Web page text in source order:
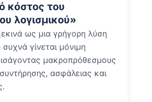
κόστος του
λογισμικού»
ως μια γρήγορη λύση
συχνά γίνεται μόνιμη
μακροπρόθεσμους
ασφάλειας και